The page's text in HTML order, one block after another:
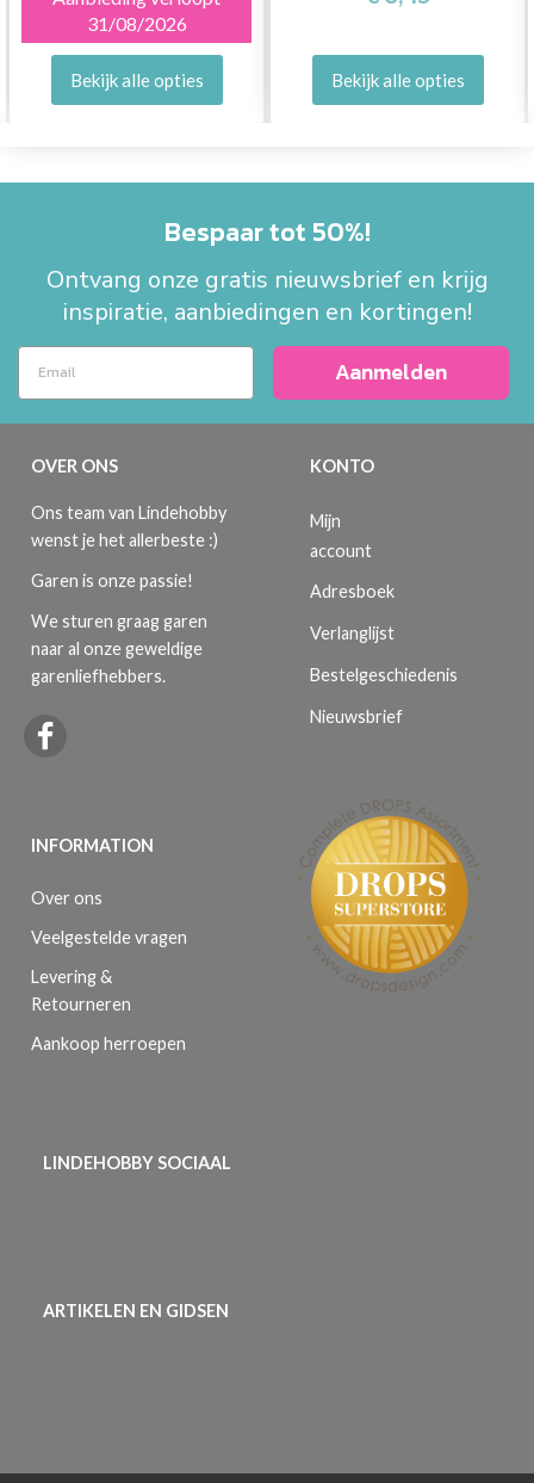
31/08/2026
Bekijk alle opties Bekijk alle opties
Bespaar tot 50%!
Ontvang onze gratis nieuwsbrief en krijg
inspiratie, aanbiedingen en kortingen!
Aanmelden
OVER ONS
Ons team van Lindehobby
wenst je het allerbeste :)
Garen is onze passie!
We sturen graag garen
naar al onze geweldige
garenliefhebbers.
INFORMATION
Over ons
Veelgestelde vragen
Levering &
Retourneren
Aankoop herroepen
KONTO
Mijn
account
Adresboek
Verlanglijst
Bestelgeschiedenis
Nieuwsbrief
LINDEHOBBY SOCIAAL
ARTIKELEN EN GIDSEN